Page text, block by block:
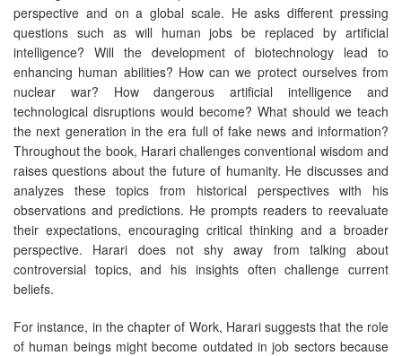
perspective and on a global scale. He asks different pressing
questions such as will human jobs be replaced by artificial
intelligence? Will the development of biotechnology lead to
enhancing human abilities? How can we protect ourselves from
nuclear war? How dangerous artificial intelligence and
technological disruptions would become? What should we teach
the next generation in the era full of fake news and information?
Throughout the book, Harari challenges conventional wisdom and
raises questions about the future of humanity. He discusses and
analyzes these topics from historical perspectives with his
observations and predictions. He prompts readers to reevaluate
their expectations, encouraging critical thinking and a broader
perspective. Harari does not shy away from talking about
controversial topics, and his insights often challenge current
beliefs.
For instance, in the chapter of Work, Harari suggests that the role
of human beings might become outdated in job sectors because